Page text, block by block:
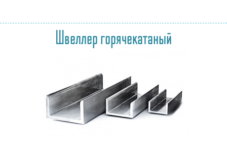
Швеллер горячекатаный